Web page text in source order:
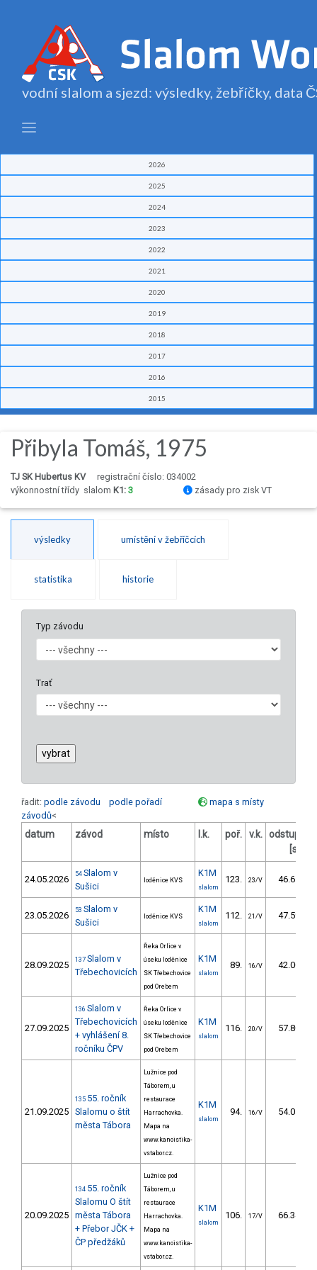
vodní slalom a sjezd: výsledky, žebříčky, data
2026
2025
2024
2023
2022
2021
2020
2019
2018
2017
2016
2015
Přibyla Tomáš, 1975
TJ SK Hubertus KV
registrační číslo: 034002
výkonnostní třídy slalom K1: 3 zásady pro zisk VT
výsledky umístění v žebříčcích
statistika historie
Typ závodu
Trať
řadit: podle závodu podle pořadí
mapa s místy
závodů<
datum závod místo l.k. poř. v.k. odstup
[s]
24.05.2026 54 Slalom v
Sušici
loděnice KVS
K1M
slalom
123. 23/V 46.65
23.05.2026 53 Slalom v
Sušici
loděnice KVS
K1M
slalom
112. 21/V 47.59
28.09.2025 137 Slalom v
Třebechovicích
Řeka Orlice v
úseku loděnice
SK Třebechovice
pod Orebem
K1M
slalom
89. 16/V 42.00
27.09.2025
136 Slalom v
Třebechovicích
+ vyhlášení 8.
ročníku ČPV
Řeka Orlice v
úseku loděnice
SK Třebechovice
pod Orebem
K1M
slalom
116. 20/V 57.80
21.09.2025
135 55. ročník
Slalomu o štít
města Tábora
Lužnice pod
Táborem, u
restaurace
Harrachovka.
Mapa na
www.kanoistika-
vstabor.cz.
K1M
slalom
94. 16/V 54.04
20.09.2025
134 55. ročník
Slalomu O štít
města Tábora
+ Přebor JČK +
ČP předžáků
Lužnice pod
Táborem, u
restaurace
Harrachovka.
Mapa na
www.kanoistika-
vstabor.cz.
K1M
slalom
106. 17/V 66.34